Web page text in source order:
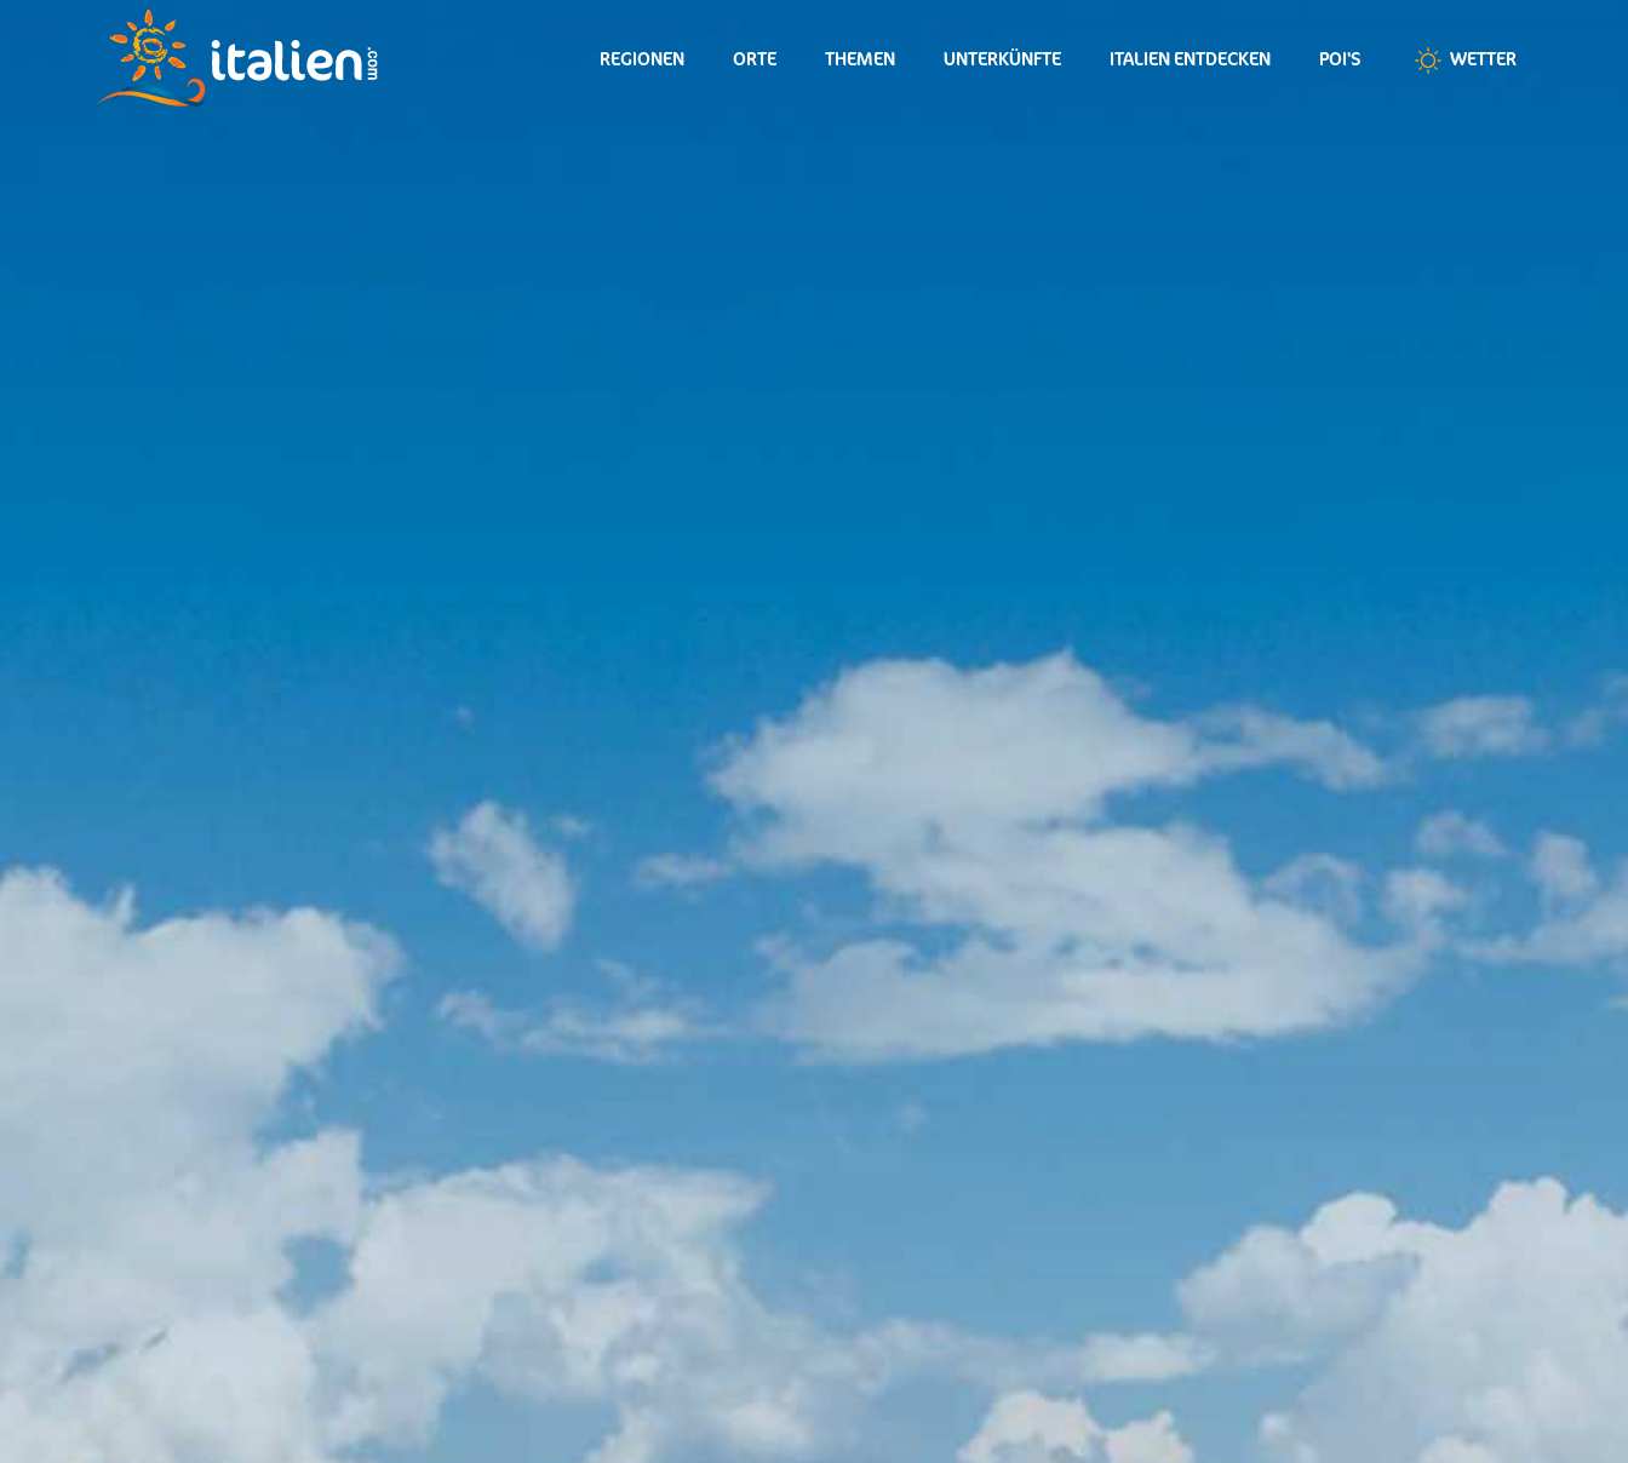
REGIONEN ORTE THEMEN UNTERKÜNFTE ITALIEN ENTDECKEN POI'S WETTER